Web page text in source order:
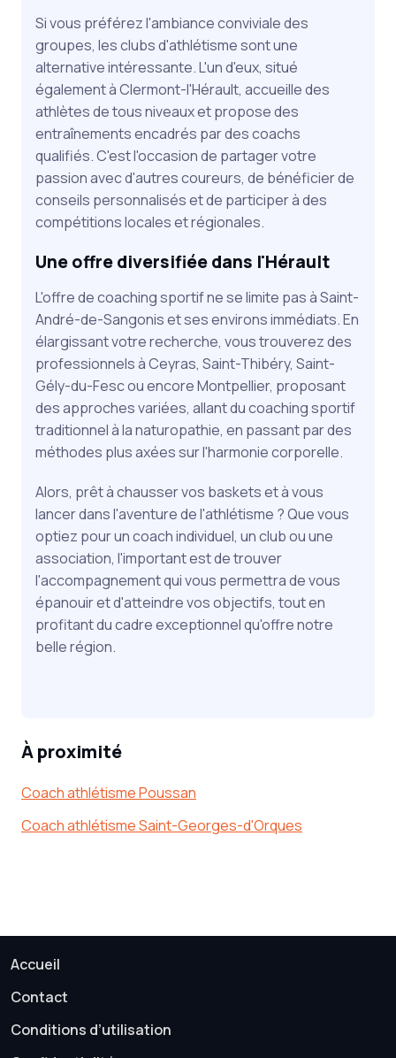
Si vous préférez l'ambiance conviviale des
groupes, les clubs d'athlétisme sont une
alternative intéressante. L'un d'eux, situé
également à Clermont-l'Hérault, accueille des
athlètes de tous niveaux et propose des
entraînements encadrés par des coachs
qualifiés. C'est l'occasion de partager votre
passion avec d'autres coureurs, de bénéficier de
conseils personnalisés et de participer à des
compétitions locales et régionales.
Une offre diversifiée dans l'Hérault
L'offre de coaching sportif ne se limite pas à Saint-
André-de-Sangonis et ses environs immédiats. En
élargissant votre recherche, vous trouverez des
professionnels à Ceyras, Saint-Thibéry, Saint-
Gély-du-Fesc ou encore Montpellier, proposant
des approches variées, allant du coaching sportif
traditionnel à la naturopathie, en passant par des
méthodes plus axées sur l'harmonie corporelle.
Alors, prêt à chausser vos baskets et à vous
lancer dans l'aventure de l'athlétisme ? Que vous
optiez pour un coach individuel, un club ou une
association, l'important est de trouver
l'accompagnement qui vous permettra de vous
épanouir et d'atteindre vos objectifs, tout en
profitant du cadre exceptionnel qu'offre notre
belle région.
À proximité
Coach athlétisme Poussan
Coach athlétisme Saint-Georges-d'Orques
Accueil
Contact
Conditions d’utilisation